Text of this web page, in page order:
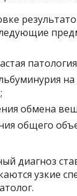
обмена
общего
диагноз
узкие